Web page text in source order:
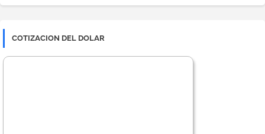
COTIZACION DEL DOLAR